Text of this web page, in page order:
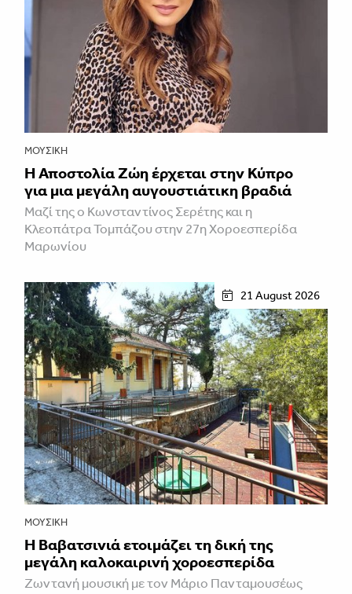
ΜΟΥΣΙΚΉ
Η Αποστολία Ζώη έρχεται στην Κύπρο
για μια μεγάλη αυγουστιάτικη βραδιά
Μαζί της ο Κωνσταντίνος Σερέτης και η
Κλεοπάτρα Τομπάζου στην 27η Χοροεσπερίδα
Μαρωνίου
21 August 2026
ΜΟΥΣΙΚΉ
Η Βαβατσινιά ετοιμάζει τη δική της
μεγάλη καλοκαιρινή χοροεσπερίδα
Ζωντανή μουσική με τον Μάριο Πανταμουσέως